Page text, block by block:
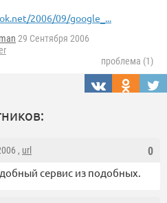
2006/09/google_...
29 Сентября 2006
проблема (1)
0
, url
сервис из подобных.